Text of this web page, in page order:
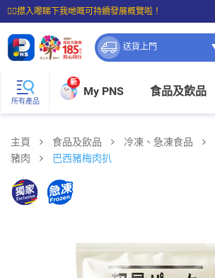
☝🏼㩒入嚟睇下我哋嘅可持續發展概覽啦！
⭐購物滿$399即享免費送貨；滿$100即可免費店取。
送貨上門
所有產品
新
My PNS 食品及飲品
主頁 食品及飲品 冷凍、急凍食品
豬肉
巴西豬梅肉扒